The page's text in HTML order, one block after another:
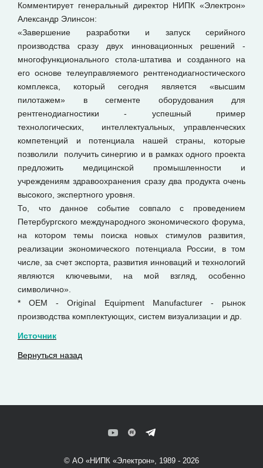
Комментирует генеральный директор НИПК «Электрон»
Александр Элинсон:
«Завершение разработки и запуск серийного
производства сразу двух инновационных решений -
многофункционального стола-штатива и созданного на
его основе телеуправляемого рентгенодиагностического
комплекса, который сегодня является «высшим
пилотажем» в сегменте оборудования для
рентгенодиагностики - успешный пример
технологических, интеллектуальных, управленческих
компетенций и потенциала нашей страны, которые
позволили получить синергию и в рамках одного проекта
предложить медицинской промышленности и
учреждениям здравоохранения сразу два продукта очень
высокого, экспертного уровня.
То, что данное событие совпало с проведением
Петербургского международного экономического форума,
на котором темы поиска новых стимулов развития,
реализации экономического потенциала России, в том
числе, за счет экспорта, развития инноваций и технологий
являются ключевыми, на мой взгляд, особенно
символично».
* OEM - Original Equipment Manufacturer - рынок
производства комплектующих, систем визуализации и др.
Источник
Вернуться назад
© АО «НИПК «Электрон», 1989 - 2026